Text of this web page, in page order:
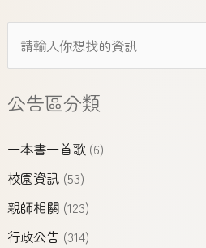
公告區分類
一本書一首歌(6)
校園資訊(53)
親師相關(123)
行政公告(314)